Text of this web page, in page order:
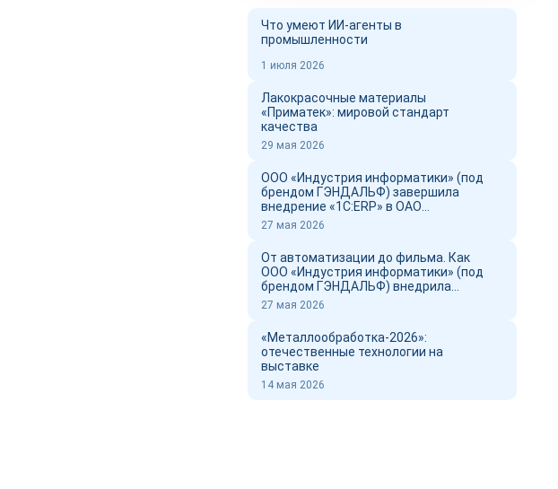
Что умеют ИИ-агенты в
промышленности
1 июля 2026
Лакокрасочные материалы
«Приматек»: мировой стандарт
качества
29 мая 2026
ООО «Индустрия информатики» (под
брендом ГЭНДАЛЬФ) завершила
внедрение «1С:ERP» в ОАО
«Новоросцемент» и выпустил фильм о
27 мая 2026
От автоматизации до фильма. Как
ООО «Индустрия информатики» (под
брендом ГЭНДАЛЬФ) внедрила
«1С:ERP» в ОАО «Новоросцемент»
27 мая 2026
«Металлообработка-2026»:
отечественные технологии на
выставке
14 мая 2026